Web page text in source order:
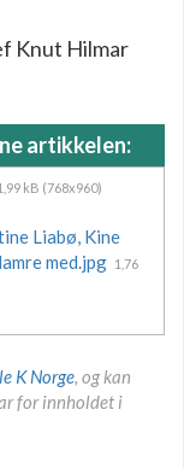
Knut Hilmar
artikkelen:
kB (768x960)
Liabø, Kine
med.jpg 1,76
K Norge, og kan
for innholdet i